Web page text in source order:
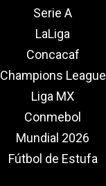
Serie A
LaLiga
Concacaf
Champions League
Liga MX
Conmebol
Mundial 2026
Fútbol de Estufa